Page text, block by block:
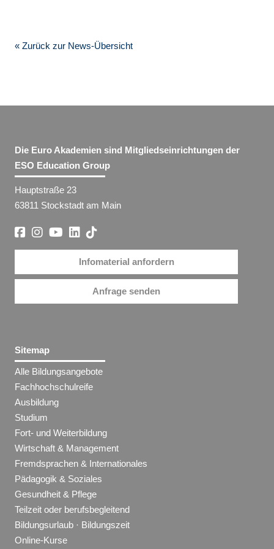
« Zurück zur News-Übersicht
Die Euro Akademien sind Mitgliedseinrichtungen der
ESO Education Group
Hauptstraße 23
63811 Stockstadt am Main
Infomaterial anfordern
Anfrage senden
Sitemap
Alle Bildungsangebote
Fachhochschulreife
Ausbildung
Studium
Fort- und Weiterbildung
Wirtschaft & Management
Fremdsprachen & Internationales
Pädagogik & Soziales
Gesundheit & Pflege
Teilzeit oder berufsbegleitend
Bildungsurlaub · Bildungszeit
Online-Kurse